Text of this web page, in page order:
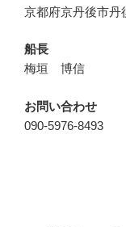
京都府京丹後市丹
船長
梅垣 博信
お問い合わせ
090-5976-8493